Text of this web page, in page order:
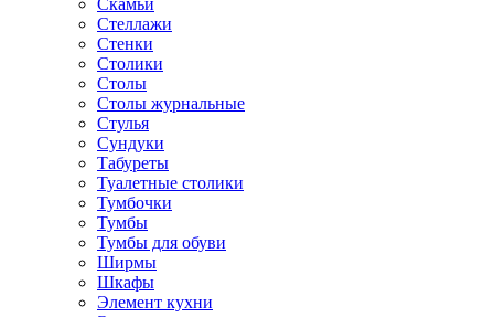
Скамьи
Стеллажи
Стенки
Столики
Столы
Столы журнальные
Стулья
Сундуки
Табуреты
Туалетные столики
Тумбочки
Тумбы
Тумбы для обуви
Ширмы
Шкафы
Элемент кухни